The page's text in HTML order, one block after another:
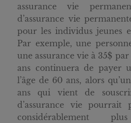
assurance vie
d’assurance vie
pour les individus jeunes
Par exemple, une
une assurance vie à 35$ par
ans continuera de payer
l’âge de 60 ans, alors
ans qui vient de
d’assurance vie pourrait
considérablement